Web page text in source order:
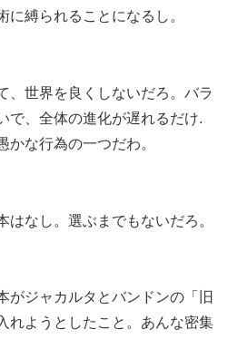
に縛られることになるし。
、世界を良くしないだろ。バラ
で、全体の進化が遅れるだけ.
かな行為の一つだわ。
はなし。選ぶまでもないだろ。
がジャカルタとバンドンの「旧
れようとしたこと。あんな密集